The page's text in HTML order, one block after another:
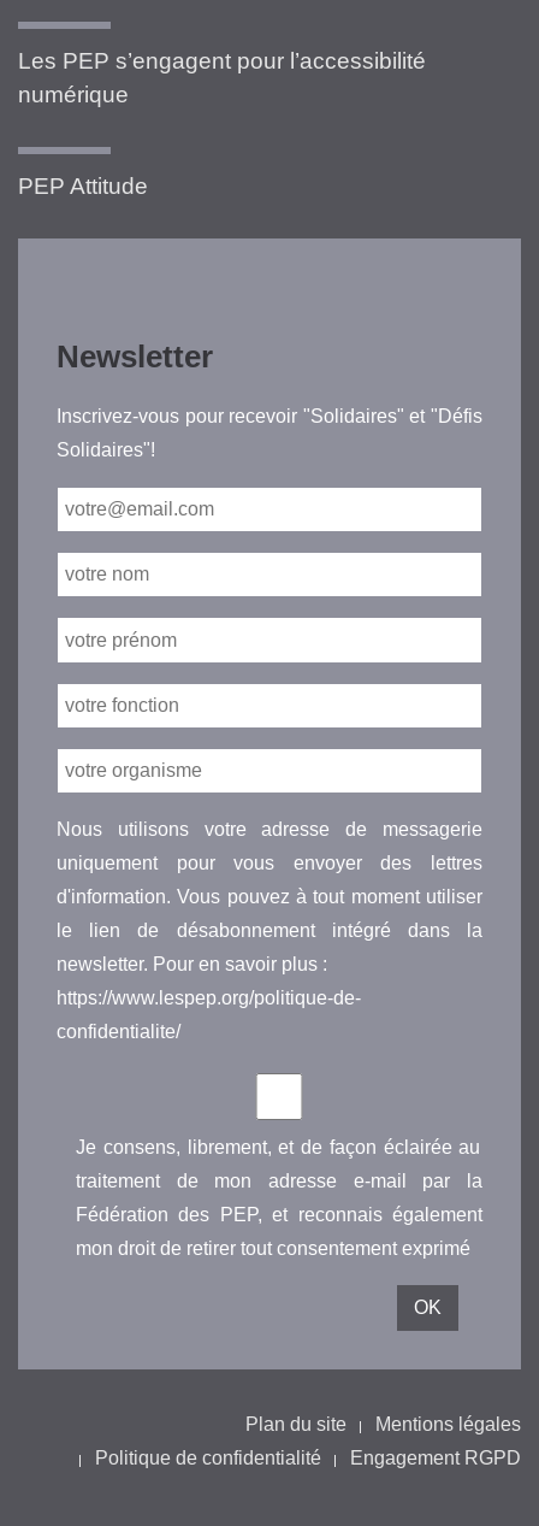
Les PEP s’engagent pour l’accessibilité
numérique
PEP Attitude
Newsletter
Inscrivez-vous pour recevoir "Solidaires" et "Défis
Solidaires"!
Nous utilisons votre adresse de messagerie
uniquement pour vous envoyer des lettres
d'information. Vous pouvez à tout moment utiliser
le lien de désabonnement intégré dans la
newsletter. Pour en savoir plus :
https://www.lespep.org/politique-de-
confidentialite/
Je consens, librement, et de façon éclairée au
traitement de mon adresse e-mail par la
Fédération des PEP, et reconnais également
mon droit de retirer tout consentement exprimé
Plan du site
Mentions légales
Politique de confidentialité
Engagement RGPD